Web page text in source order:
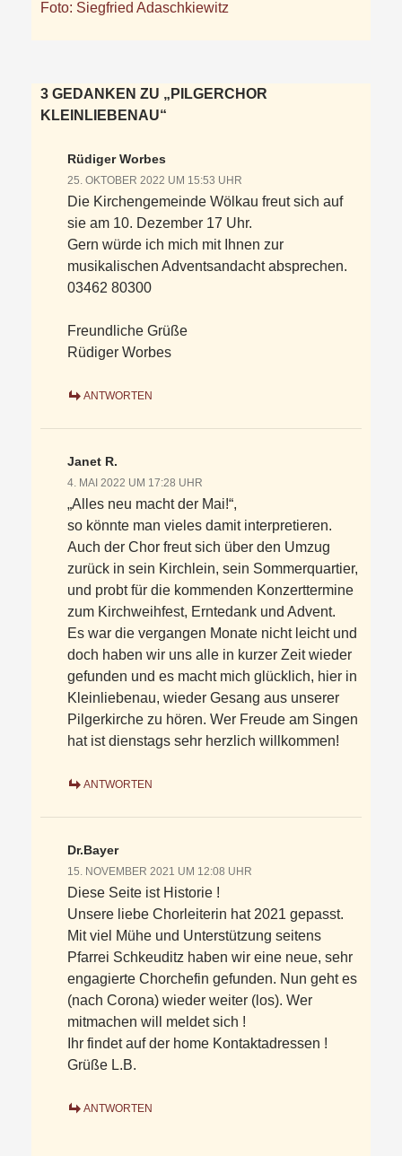
3 GEDANKEN ZU „PILGERCHOR
KLEINLIEBENAU“
Rüdiger Worbes
25. OKTOBER 2022 UM 15:53 UHR
Die Kirchengemeinde Wölkau freut sich auf
sie am 10. Dezember 17 Uhr.
Gern würde ich mich mit Ihnen zur
musikalischen Adventsandacht absprechen.
03462 80300
Freundliche Grüße
Rüdiger Worbes
ANTWORTEN
Janet R.
4. MAI 2022 UM 17:28 UHR
„Alles neu macht der Mai!“,
so könnte man vieles damit interpretieren.
Auch der Chor freut sich über den Umzug
zurück in sein Kirchlein, sein Sommerquartier,
und probt für die kommenden Konzerttermine
zum Kirchweihfest, Erntedank und Advent.
Es war die vergangen Monate nicht leicht und
doch haben wir uns alle in kurzer Zeit wieder
gefunden und es macht mich glücklich, hier in
Kleinliebenau, wieder Gesang aus unserer
Pilgerkirche zu hören. Wer Freude am Singen
hat ist dienstags sehr herzlich willkommen!
ANTWORTEN
Dr.Bayer
15. NOVEMBER 2021 UM 12:08 UHR
Diese Seite ist Historie !
Unsere liebe Chorleiterin hat 2021 gepasst.
Mit viel Mühe und Unterstützung seitens
Pfarrei Schkeuditz haben wir eine neue, sehr
engagierte Chorchefin gefunden. Nun geht es
(nach Corona) wieder weiter (los). Wer
mitmachen will meldet sich !
Ihr findet auf der home Kontaktadressen !
Grüße L.B.
ANTWORTEN